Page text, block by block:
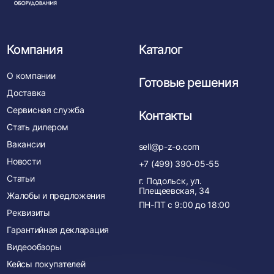
Компания
О компании
Доставка
Сервисная служба
Стать дилером
Вакансии
Новости
Статьи
Жалобы и предложения
Реквизиты
Гарантийная декларация
Видеообзоры
Кейсы покупателей
Каталог
Готовые решения
Контакты
sell@p-z-o.com
+7 (499) 390-05-55
г. Подольск, ул.
Плещеевская, 34
ПН-ПТ с 9:00 до 18:00